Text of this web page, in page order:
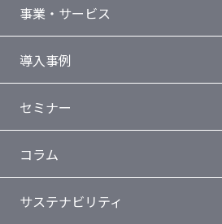
事業・サービス
導入事例
セミナー
コラム
サステナビリティ